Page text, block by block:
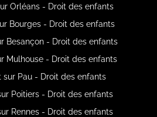
Orléans - Droit des enfants
Bourges - Droit des enfants
Besançon - Droit des enfants
Mulhouse - Droit des enfants
sur Pau - Droit des enfants
Poitiers - Droit des enfants
Rennes - Droit des enfants